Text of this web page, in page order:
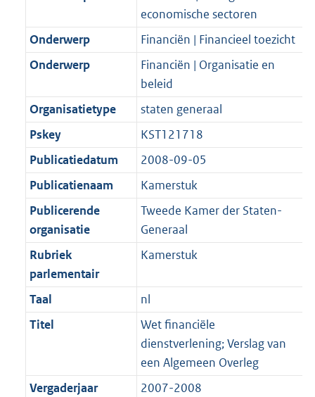
b
economische sectoren
Onderwerp
Financiën | Financieel toezicht
Onderwerp
Financiën | Organisatie en
beleid
Organisatietype
staten generaal
Pskey
KST121718
Publicatiedatum
2008-09-05
Publicatienaam
Kamerstuk
Publicerende
organisatie
Tweede Kamer der Staten-
Generaal
Rubriek
parlementair
Kamerstuk
Taal
nl
Titel
Wet financiële
dienstverlening; Verslag van
een Algemeen Overleg
Vergaderjaar
2007-2008